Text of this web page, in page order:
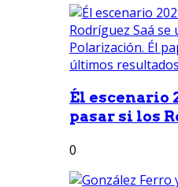
Él escenario
pasar si los
0